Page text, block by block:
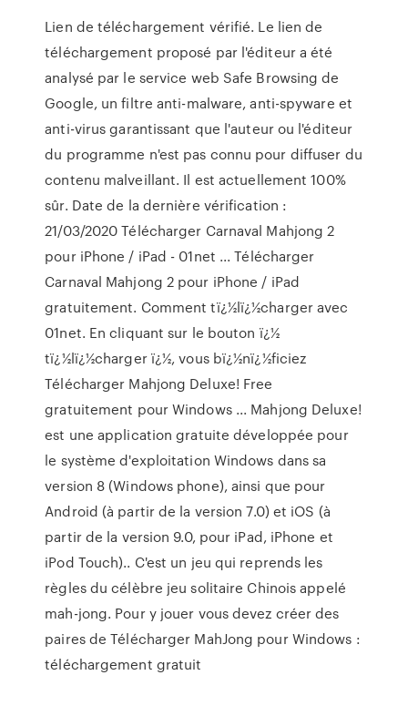
Lien de téléchargement vérifié. Le lien de
téléchargement proposé par l'éditeur a été
analysé par le service web Safe Browsing de
Google, un filtre anti-malware, anti-spyware et
anti-virus garantissant que l'auteur ou l'éditeur
du programme n'est pas connu pour diffuser du
contenu malveillant. Il est actuellement 100%
sûr. Date de la dernière vérification :
21/03/2020 Télécharger Carnaval Mahjong 2
pour iPhone / iPad - 01net ... Télécharger
Carnaval Mahjong 2 pour iPhone / iPad
gratuitement. Comment tï¿½lï¿½charger avec
01net. En cliquant sur le bouton ï¿½
tï¿½lï¿½charger ï¿½, vous bï¿½nï¿½ficiez
Télécharger Mahjong Deluxe! Free
gratuitement pour Windows ... Mahjong Deluxe!
est une application gratuite développée pour
le système d'exploitation Windows dans sa
version 8 (Windows phone), ainsi que pour
Android (à partir de la version 7.0) et iOS (à
partir de la version 9.0, pour iPad, iPhone et
iPod Touch).. C'est un jeu qui reprends les
règles du célèbre jeu solitaire Chinois appelé
mah-jong. Pour y jouer vous devez créer des
paires de Télécharger MahJong pour Windows :
téléchargement gratuit